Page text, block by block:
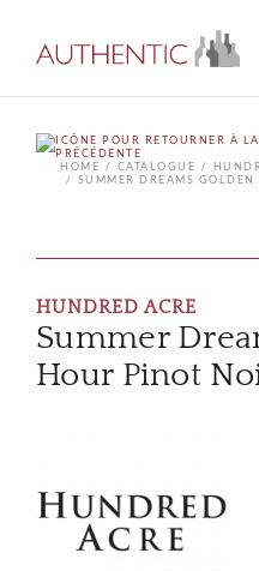
HOME
CATALOGUE
SUMMER DREAMS
HUNDRED ACRE
Summer
Hour Pinot